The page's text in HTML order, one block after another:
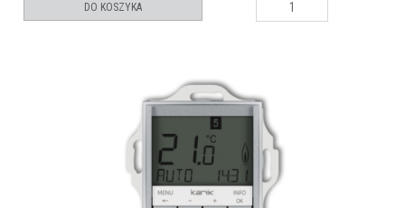
DO KOSZYKA